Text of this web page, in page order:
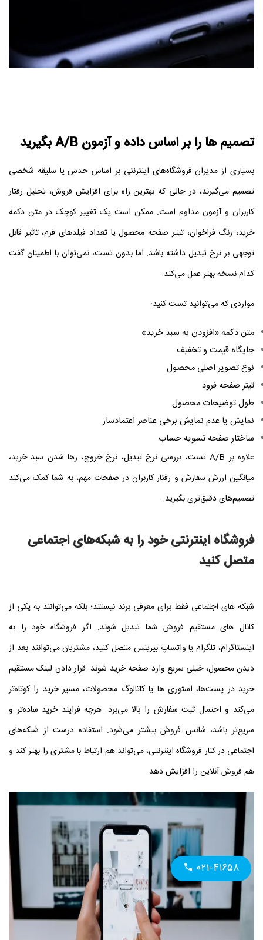
تصمیم‌ ها را بر اساس داده و آزمون A/B بگیرید
بسیاری از مدیران فروشگاه‌های اینترنتی بر اساس حدس یا سلیقه شخصی
تصمیم می‌گیرند، در حالی که بهترین راه برای افزایش فروش، تحلیل رفتار
کاربران و آزمون مداوم است. ممکن است یک تغییر کوچک در متن دکمه
خرید، رنگ فراخوان، تیتر صفحه محصول یا تعداد فیلدهای فرم، تاثیر قابل
توجهی بر نرخ تبدیل داشته باشد. اما بدون تست، نمی‌توان با اطمینان گفت
کدام نسخه بهتر عمل می‌کند.
مواردی که می‌توانید تست کنید:
متن دکمه «افزودن به سبد خرید»
جایگاه قیمت و تخفیف
نوع تصویر اصلی محصول
تیتر صفحه فرود
طول توضیحات محصول
نمایش یا عدم نمایش برخی عناصر اعتمادساز
ساختار صفحه تسویه‌ حساب
علاوه بر A/B تست، بررسی نرخ تبدیل، نرخ خروج، رها شدن سبد خرید،
میانگین ارزش سفارش و رفتار کاربران در صفحات مهم، به شما کمک می‌کند
تصمیم‌های دقیق‌تری بگیرید.
فروشگاه اینترنتی خود را به شبکه‌های اجتماعی
متصل کنید
شبکه‌ های اجتماعی فقط برای معرفی برند نیستند؛ بلکه می‌توانند به یکی از
کانال‌ های مستقیم فروش شما تبدیل شوند. اگر فروشگاه خود را به
اینستاگرام، تلگرام یا واتساپ بیزینس متصل کنید، مشتریان می‌توانند بعد از
دیدن محصول، خیلی سریع وارد صفحه خرید شوند. قرار دادن لینک مستقیم
خرید در پست‌ها، استوری‌ ها یا کاتالوگ محصولات، مسیر خرید را کوتاه‌تر
می‌کند و احتمال ثبت سفارش را بالا می‌برد. هرچه فرایند خرید ساده‌تر و
سریع‌تر باشد، شانس فروش بیشتر می‌شود. استفاده درست از شبکه‌های
اجتماعی در کنار فروشگاه اینترنتی، می‌تواند هم ارتباط با مشتری را بهتر کند و
هم فروش آنلاین را افزایش دهد.
۰۲۱-۴۱۶۵۸